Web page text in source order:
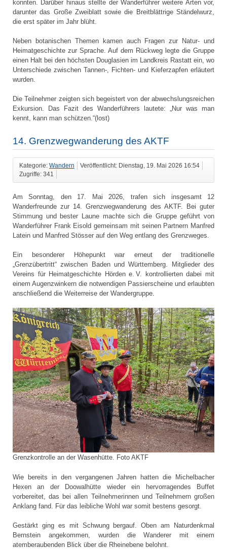
konnten. Darüber hinaus stellte der Wanderführer weitere Arten vor,
darunter das Große Zweiblatt sowie die Breitblättrige Ständelwurz,
die erst später im Jahr blüht.
Neben botanischen Themen kamen auch Fragen zur Natur- und
Heimatgeschichte zur Sprache. Auf dem Rückweg legte die Gruppe
einen Halt bei den höchsten Douglasien im Landkreis Rastatt ein, wo
Unterschiede zwischen Tannen-, Fichten- und Kieferzapfen erläutert
wurden.
Die Teilnehmer zeigten sich begeistert von der abwechslungsreichen
Exkursion. Das Fazit des Wanderführers lautete: „Nur was man
kennt, kann man schützen.“(lost)
14. Grenzwegwanderung des AKTF
Kategorie: Wandern
Veröffentlicht: Dienstag, 19. Mai 2026 16:54
Zugriffe: 341
Am Sonntag, den 17. Mai 2026, trafen sich insgesamt 12
Wanderfreunde zur 14. Grenzwegwanderung des AKTF. Bei guter
Stimmung und bester Laune machte sich die Gruppe geführt von
Wanderführer Frank Eisold gemeinsam mit seinen Partnern Manfred
Latein und Manfred Stösser auf den Weg entlang des Grenzweges.
Ein besonderer Höhepunkt war erneut der traditionelle
„Grenzübertritt“ zwischen Baden und Württemberg. Mitglieder des
Vereins für Heimatgeschichte Hörden e. V. kontrollierten dabei mit
einem Augenzwinkern die notwendigen Passierscheine und erlaubten
anschließend die Weiterreise der Wandergruppe.
Grenzkontrolle an der Wasenhütte. Foto AKTF
Wie bereits in den vergangenen Jahren hatten die Michelbacher
Hexen an der Doowalhütte wieder ein hervorragendes Buffet
vorbereitet, das bei allen Teilnehmerinnen und Teilnehmern großen
Anklang fand. Für das leibliche Wohl war somit bestens gesorgt.
Gestärkt ging es mit Schwung bergauf. Oben am Naturdenkmal
Bernstein angekommen, wurden die Wanderer mit einem
atemberaubenden Blick über die Rheinebene belohnt.